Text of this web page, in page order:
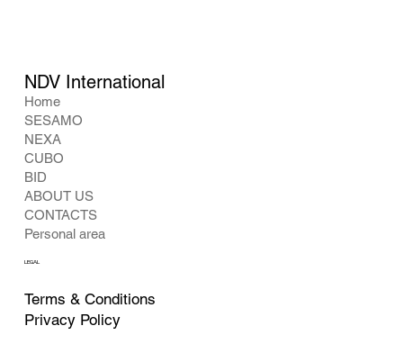
NDV International
Home
SESAMO
NEXA
CUBO
BID
ABOUT US
CONTACTS
Personal area
LEGAL
Terms & Conditions
Privacy Policy